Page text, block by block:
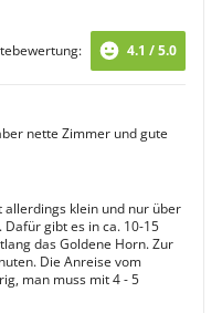
4.1 / 5.0
nette Zimmer und gute
allerdings klein und nur über
gibt es in ca. 10-15
das Goldene Horn. Zur
Die Anreise vom
man muss mit 4 - 5